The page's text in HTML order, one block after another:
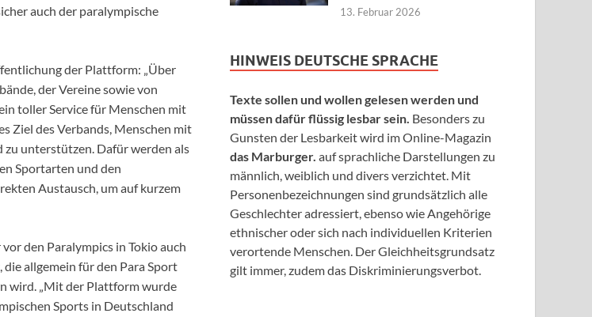
auch der paralympische
der Plattform: „Über
der Vereine sowie von
toller Service für Menschen mit
Ziel des Verbands, Menschen mit
zu unterstützen. Dafür werden als
Sportarten und den
Austausch, um auf kurzem
den Paralympics in Tokio auch
allgemein für den Para Sport
wird. „Mit der Plattform wurde
Sports in Deutschland
13. Februar 2026
HINWEIS DEUTSCHE SPRACHE
Texte sollen und wollen gelesen werden und
müssen dafür flüssig lesbar sein. Besonders zu
Gunsten der Lesbarkeit wird im Online-Magazin
das Marburger. auf sprachliche Darstellungen zu
männlich, weiblich und divers verzichtet. Mit
Personenbezeichnungen sind grundsätzlich alle
Geschlechter adressiert, ebenso wie Angehörige
ethnischer oder sich nach individuellen Kriterien
verortende Menschen. Der Gleichheitsgrundsatz
gilt immer, zudem das Diskriminierungsverbot.